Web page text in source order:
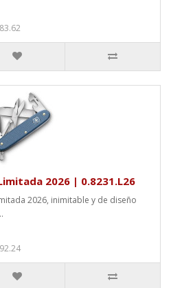
2026 | 0.8231.L26
2026, inimitable y de diseño